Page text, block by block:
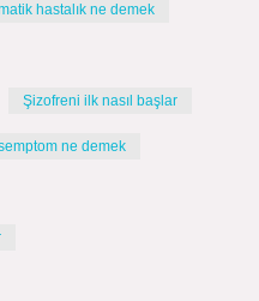
hastalık ne demek
Şizofreni ilk nasıl başlar
ne demek